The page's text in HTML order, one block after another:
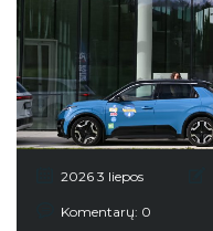
2026 3 liepos
Komentarų: 0